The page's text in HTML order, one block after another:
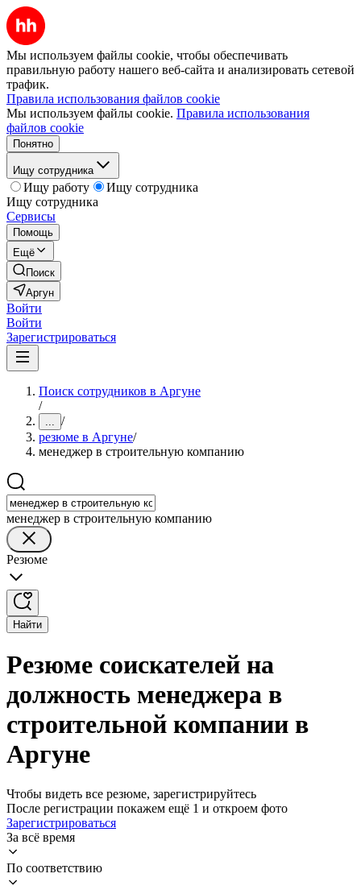
Мы используем файлы cookie, чтобы обеспечивать
правильную работу нашего веб-сайта и анализировать сетевой
трафик.
Правила использования файлов cookie
Мы используем файлы cookie. Правила использования
файлов cookie
Понятно
Ищу сотрудника
Ищу работу
Ищу сотрудника
Ищу сотрудника
Сервисы
Помощь
Ещё
Поиск
Аргун
Войти
Войти
Зарегистрироваться
Поиск сотрудников в Аргуне
/
... /
резюме в Аргуне/
менеджер в строительную компанию
менеджер в строительную компанию
Резюме
Найти
Резюме соискателей на
должность менеджера в
строительной компании в
Аргуне
Чтобы видеть все резюме, зарегистрируйтесь
После регистрации покажем ещё 1 и откроем фото
Зарегистрироваться
За всё время
По соответствию